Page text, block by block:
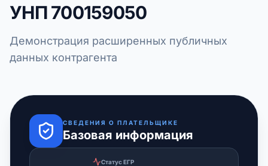
УНП700159050
Демонстрация расширенных публичных
данных контрагента
СВЕДЕНИЯ О ПЛАТЕЛЬЩИКЕ
Базовая информация
Статус ЕГР